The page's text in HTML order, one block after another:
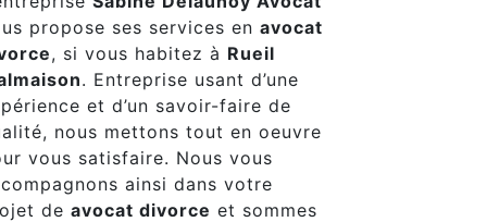
propose ses services en avocat
, si vous habitez à Rueil
. Entreprise usant d’une
et d’un savoir-faire de
nous mettons tout en oeuvre
vous satisfaire. Nous vous
ainsi dans votre
de avocat divorce et sommes